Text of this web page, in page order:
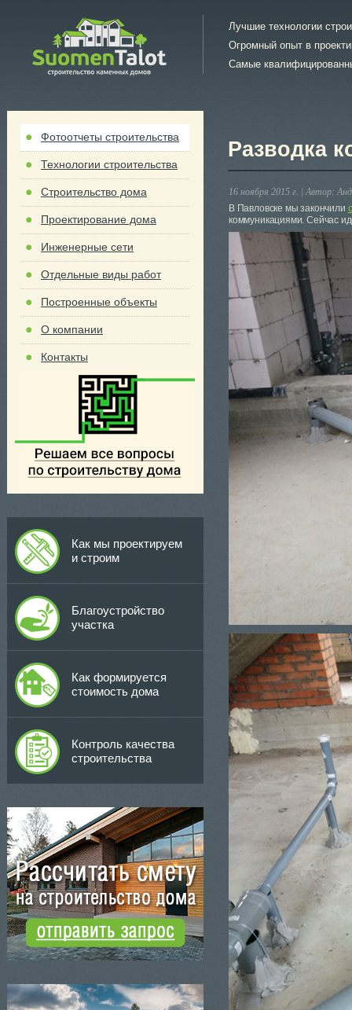
Лучшие технологии
Огромный опыт в
Самые
Фотоотчеты строительства
Технологии строительства
Строительство дома
Проектирование дома
Инженерные сети
Отдельные виды работ
Построенные объекты
О компании
Контакты
Как мы проектируем
и строим
Благоустройство
участка
Как формируется
стоимость дома
Контроль качества
строительства
Разводка
16 ноября 2015 г. | Автор:
В Павловске мы закончили
коммуникациями. Сейчас